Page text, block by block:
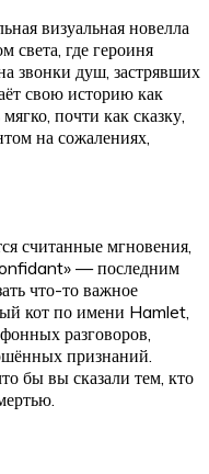
визуальная новелла
света, где героиня
звонки душ, застрявших
свою историю как
почти как сказку,
на сожалениях,
считанные мгновения,
— последним
что-то важное
кот по имени Hamlet,
разговоров,
признаний.
бы вы сказали тем, кто